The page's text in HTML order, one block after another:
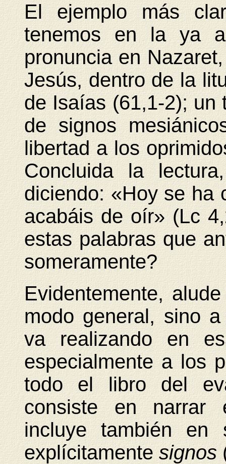
El ejemplo más
tenemos en la ya
pronuncia en
Jesús, dentro de la
de Isaías (61,1-2); un
de signos
libertad a los
Concluida la
diciendo: «Hoy se ha
acabáis de oír» (Lc
estas palabras que
someramente?
Evidentemente,
modo general, sino
va realizando en
especialmente a los
todo el libro del
consiste en narrar
incluye también en
explícitamente signos